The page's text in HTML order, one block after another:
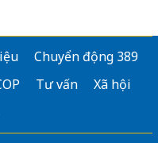
Chuyển động 389
Tư vấn
Xã hội